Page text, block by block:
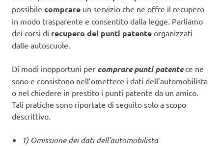
possibile comprare un servizio che ne offre il recupero
in modo trasparente e consentito dalla legge. Parliamo
dei corsi di recupero dei punti patente organizzati
dalle autoscuole.
Di modi inopportuni per comprare punti patentece ne
sono e consistono nell’omettere i dati dell’automobilista
o nel chiedere in prestito i punti patente da un amico.
Tali pratiche sono riportate di seguito solo a scopo
descrittivo.
1) Omissione dei dati dell’automobilista